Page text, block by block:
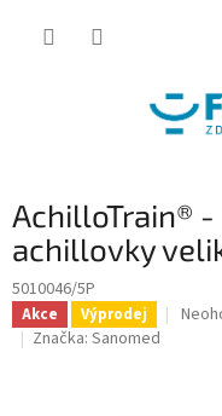
AchilloTrain®
achillovky
5010046/5P
Akce Výprodej
Značka: Sanomed